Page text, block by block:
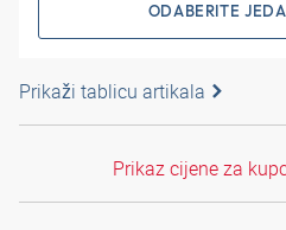
ODABERITE
Prikaži tablicu artikala
Prikaz cijene za